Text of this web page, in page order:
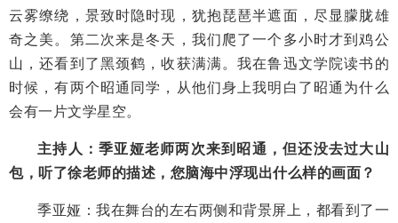
云雾缭绕，景致时隐时现，犹抱琵琶半遮面，尽显朦胧雄
奇之美。第二次来是冬天，我们爬了一个多小时才到鸡公
山，还看到了黑颈鹤，收获满满。我在鲁迅文学院读书的
时候，有两个昭通同学，从他们身上我明白了昭通为什么
会有一片文学星空。
主持人：季亚娅老师两次来到昭通，但还没去过大山
包，听了徐老师的描述，您脑海中浮现出什么样的画面？
季亚娅：我在舞台的左右两侧和背景屏上，都看到了一